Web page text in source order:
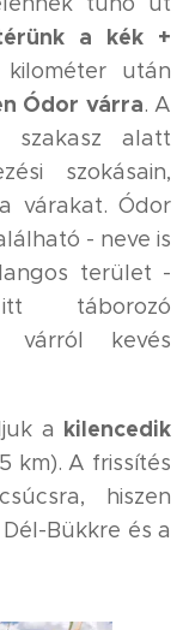
a kék +
után
Ódor várra. A
szakasz alatt
szokásain,
várakat. Ódor
- neve is
terület -
táborozó
várról kevés
a kilencedik
km). A frissítés
hiszen
Bükkre és a